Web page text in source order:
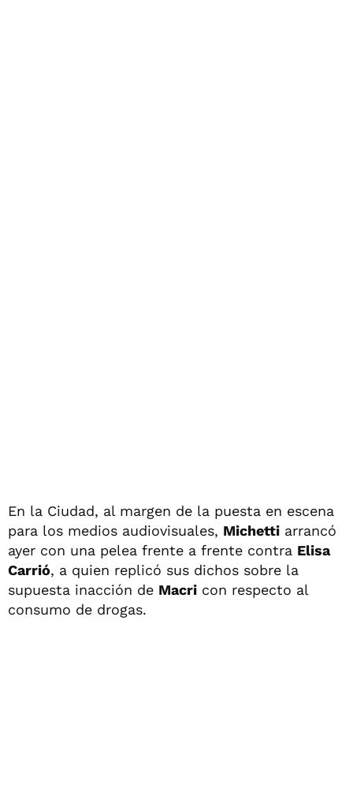
En la Ciudad, al margen de la puesta en escena
para los medios audiovisuales, Michetti arrancó
ayer con una pelea frente a frente contra Elisa
Carrió, a quien replicó sus dichos sobre la
supuesta inacción de Macri con respecto al
consumo de drogas.